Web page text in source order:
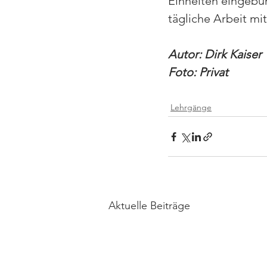
tägliche Arbeit
Autor: Dirk Kaiser
Foto: Privat
Lehrgänge
Aktuelle Beiträge